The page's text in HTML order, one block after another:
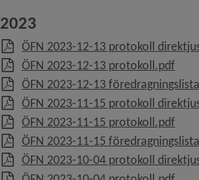
2023
ÖFN 2023-12-13 protokoll
ÖFN 2023-12-13 protokoll.pdf,
ÖFN 2023-12-13
ÖFN 2023-11-15 protokoll
ÖFN 2023-11-15 protokoll.pdf,
ÖFN 2023-11-15
ÖFN 2023-10-04 protokoll